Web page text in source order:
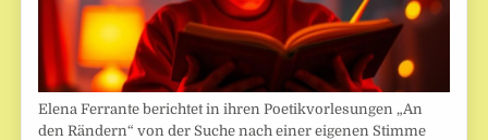
Elena Ferrante berichtet in ihren Poetikvorlesungen „An
den Rändern“ von der Suche nach einer eigenen Stimme